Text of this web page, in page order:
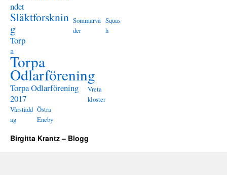
ndet
Släktforsknin
g
Sommarvä
der
Squas
h
Torp
a
Torpa
Odlarförening
Torpa Odlarförening
2017
Vreta
kloster
Vårstädd
ag
Östra
Eneby
Birgitta Krantz – Blogg